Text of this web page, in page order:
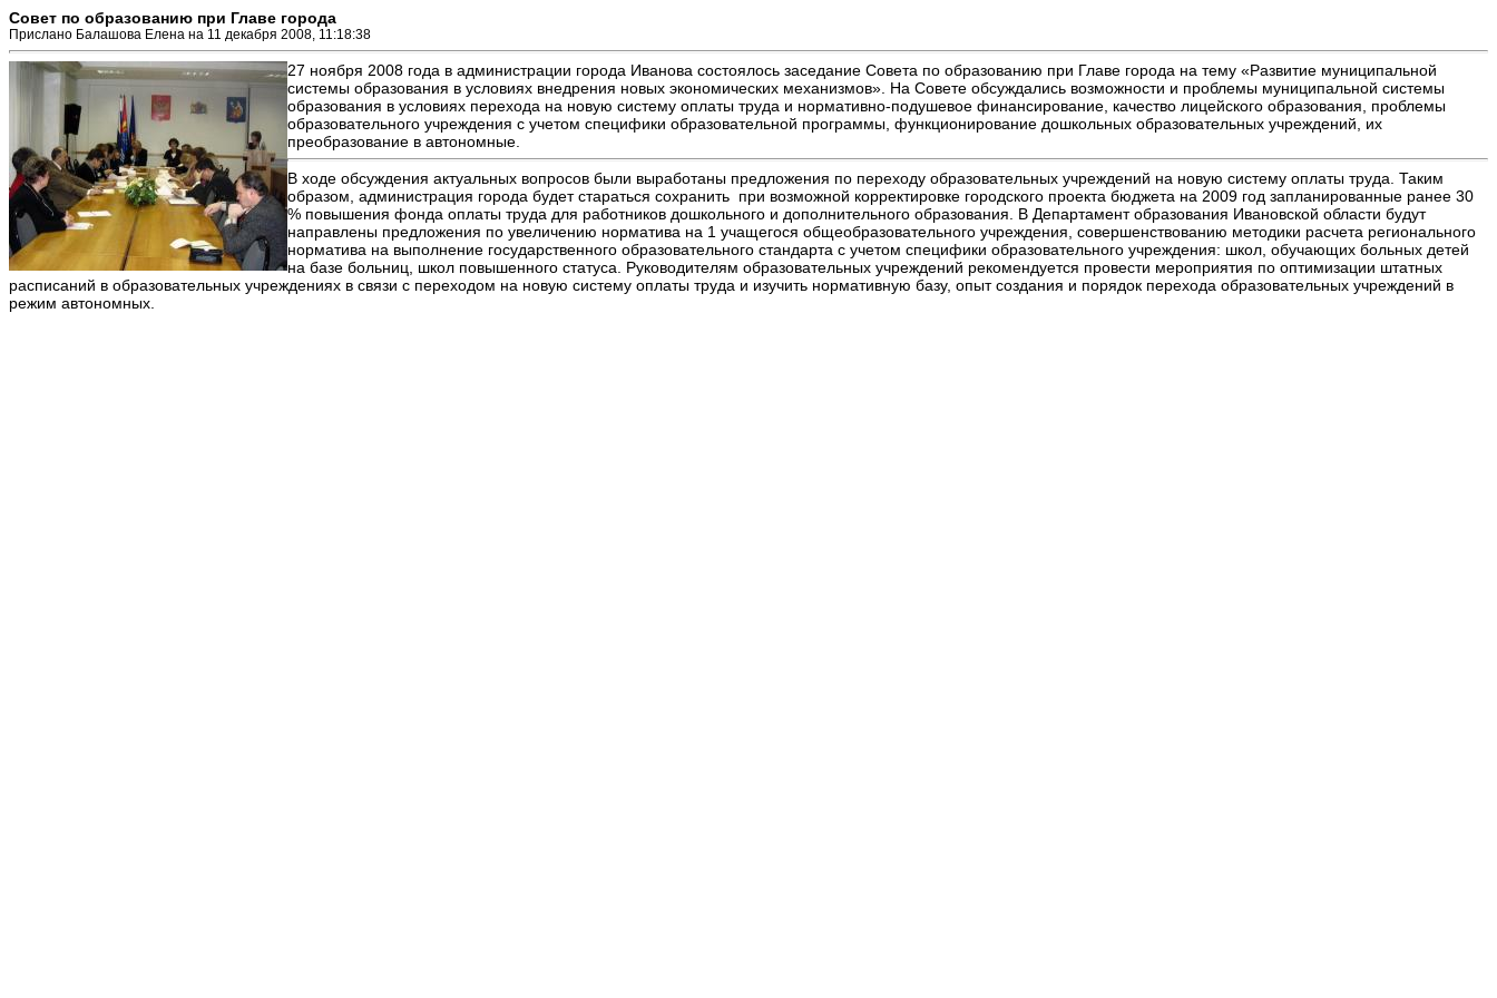
Совет по образованию при Главе города
Прислано Балашова Елена на 11 декабря 2008, 11:18:38
27 ноября 2008 года в администрации города Иванова состоялось заседание Совета по образованию при Главе города на тему «Развитие муниципальной
системы образования в условиях внедрения новых экономических механизмов». На Совете обсуждались возможности и проблемы муниципальной системы
образования в условиях перехода на новую систему оплаты труда и нормативно-подушевое финансирование, качество лицейского образования, проблемы
образовательного учреждения с учетом специфики образовательной программы, функционирование дошкольных образовательных учреждений, их
преобразование в автономные.
В ходе обсуждения актуальных вопросов были выработаны предложения по переходу образовательных учреждений на новую систему оплаты труда. Таким
образом, администрация города будет стараться сохранить при возможной корректировке городского проекта бюджета на 2009 год запланированные ранее 30
% повышения фонда оплаты труда для работников дошкольного и дополнительного образования. В Департамент образования Ивановской области будут
направлены предложения по увеличению норматива на 1 учащегося общеобразовательного учреждения, совершенствованию методики расчета регионального
норматива на выполнение государственного образовательного стандарта с учетом специфики образовательного учреждения: школ, обучающих больных детей
на базе больниц, школ повышенного статуса. Руководителям образовательных учреждений рекомендуется провести мероприятия по оптимизации штатных
расписаний в образовательных учреждениях в связи с переходом на новую систему оплаты труда и изучить нормативную базу, опыт создания и порядок перехода образовательных учреждений в
режим автономных.